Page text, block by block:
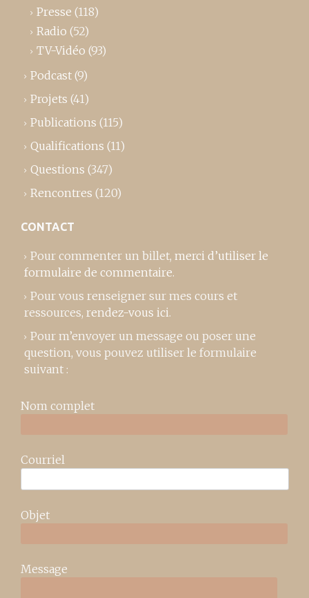
Presse (118)
Radio (52)
TV-Vidéo (93)
Podcast (9)
Projets (41)
Publications (115)
Qualifications (11)
Questions (347)
Rencontres (120)
CONTACT
Pour commenter un billet, merci d’utiliser le
formulaire de commentaire.
Pour vous renseigner sur mes cours et
ressources, rendez-vous ici.
Pour m’envoyer un message ou poser une
question, vous pouvez utiliser le formulaire
suivant :
Nom complet
Courriel
Objet
Message